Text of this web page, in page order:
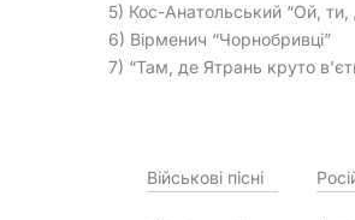
5) Кос-Анатольський “Ой, ти,
6) Вірменич “Чорнобривці”
7) “Там, де Ятрань круто
Військові пісні